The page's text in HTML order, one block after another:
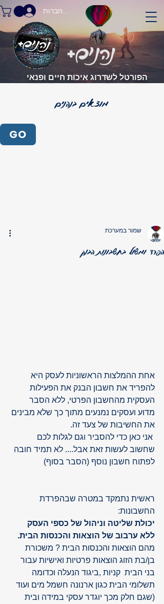
הפורטל לשדרוג איכות חיים ופנאי
התחברות
GO
הפרד ומשול בחשבונות הבנק
שמור במערכת
אחת ההמלצות הראשוניות לעסק היא
להפריד את חשבון הבנק את הפעילות
העסקית מהחשבון הפרטי, ללא הסבר
מדוע ועסקים נמנעים מתוך כך שלא מבינים
את החשיבות של צעד זה.
אני כאן כדי להסביר וגם לגלות לכם
שחשוב לעשות זאת אבל.... לא תמיד חובה
לפתוח חשבון נוסף (הסבר בסוף)
ראשית נתמקד במטרה שבהפרדת
החשבונות:
יכולת שליטה וניהול של כספי העסק
ללא ערבוב של הוצאות והכנסות הבית.
מהם הוצאות והכנסות הבית ? משכורת
בן/בת הזוג הוצאות פרטיות ואישיות עבור
בני הבית  קניות ,ביגוד הנעלה וכדומה
תשלומי הבית כגון ארנונה חשמל מים ועוד
(שגם חלק מכך יוגדר עסקי במידה ובית